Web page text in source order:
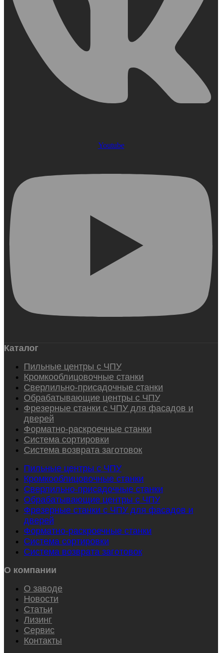
Youtube
Каталог
Пильные центры с ЧПУ
Кромкооблицовочные станки
Сверлильно-присадочные станки
Обрабатывающие центры с ЧПУ
Фрезерные станки с ЧПУ для фасадов и
дверей
Форматно-раскроечные станки
Система сортировки
Система возврата заготовок
Пильные центры с ЧПУ
Кромкооблицовочные станки
Сверлильно-присадочные станки
Обрабатывающие центры с ЧПУ
Фрезерные станки с ЧПУ для фасадов и
дверей
Форматно-раскроечные станки
Система сортировки
Система возврата заготовок
О компании
О заводе
Новости
Статьи
Лизинг
Сервис
Контакты